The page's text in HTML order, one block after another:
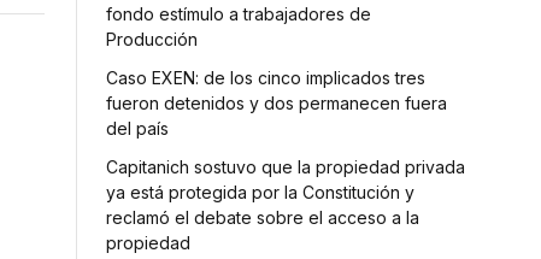
fondo estímulo a trabajadores de
Producción
Caso EXEN: de los cinco implicados tres
fueron detenidos y dos permanecen fuera
del país
Capitanich sostuvo que la propiedad privada
ya está protegida por la Constitución y
reclamó el debate sobre el acceso a la
propiedad